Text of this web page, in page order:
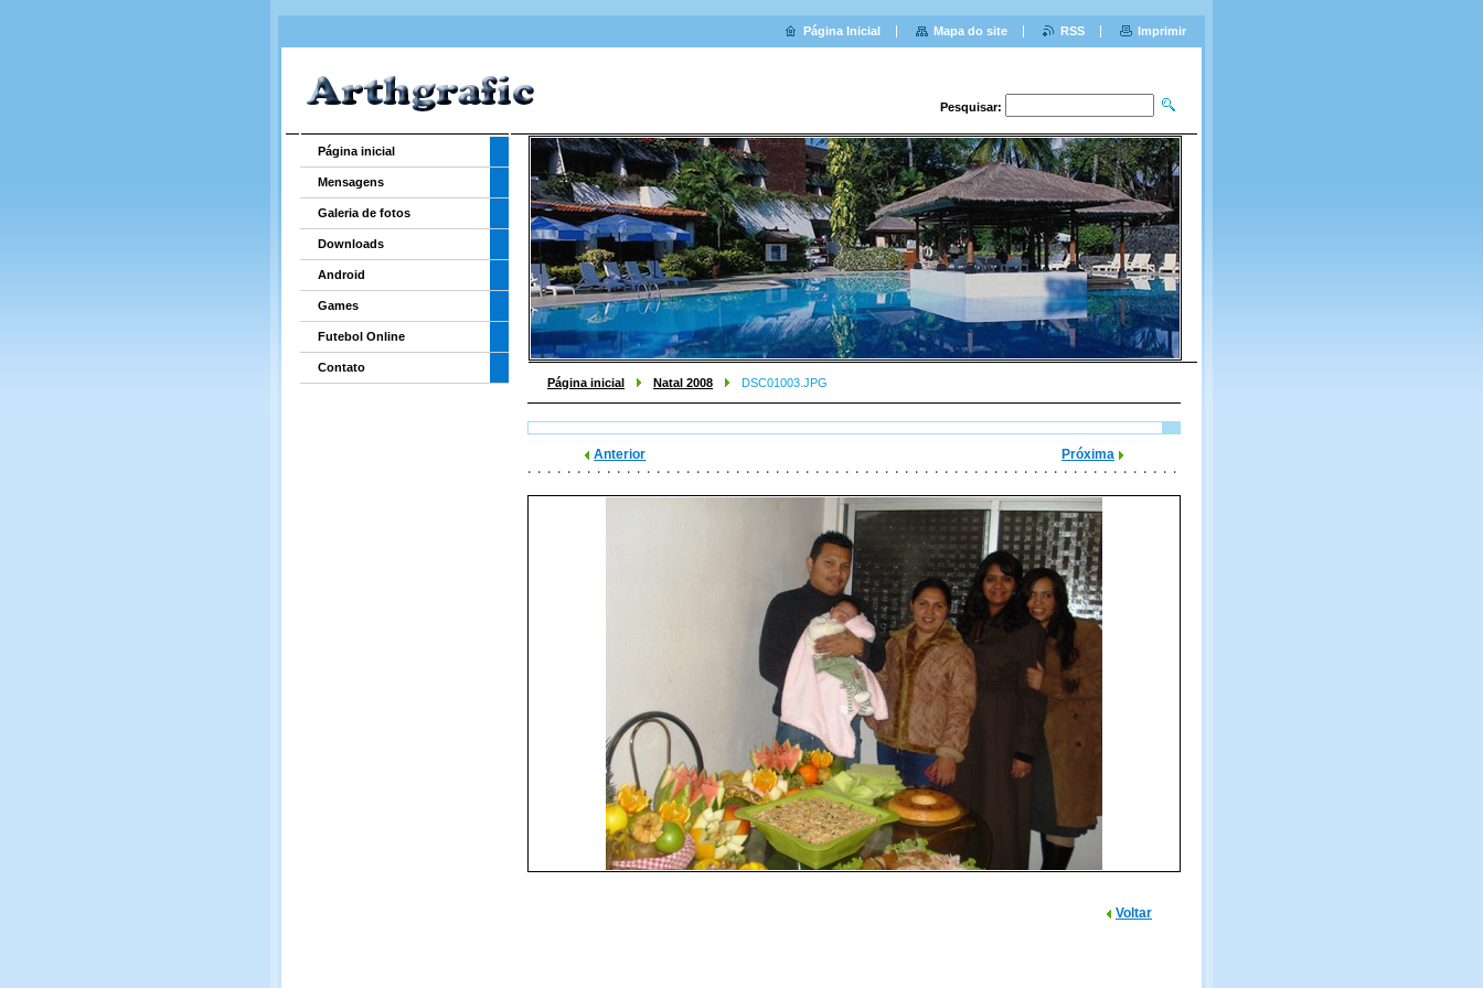
Pesquisar:
Página inicial Natal 2008 DSC01003.JPG
Anterior Próxima
Voltar
Página inicial
Mensagens
Galeria de fotos
Downloads
Android
Games
Futebol Online
Contato
Página Inicial Mapa do site RSS Imprimir